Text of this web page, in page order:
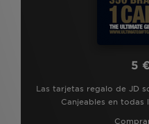
5
Las tarjetas regalo de JD
Canjeables en todas